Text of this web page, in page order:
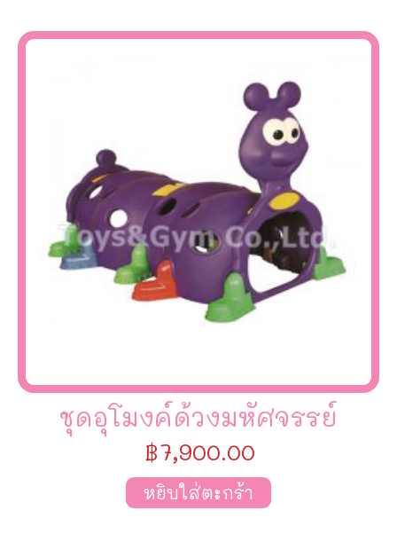
ชุดอุโมงค์ด้วงมหัศจรรย์
฿7,900.00
หยิบใส่ตะกร้า